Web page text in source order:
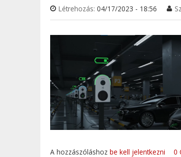
Létrehozás: 04/17/2023 - 18:56
A hozzászóláshoz be kell jelentkezni 0